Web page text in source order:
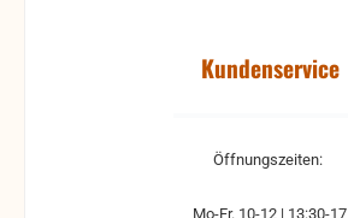
Kundenservice
Öffnungszeiten:
Mo-Fr. 10-12 | 13:30-17